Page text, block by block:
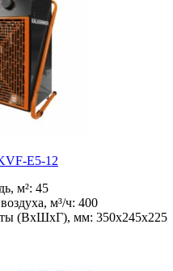
E5-12
м²: 45
м³/ч: 400
(ВхШхГ), мм: 350x245x225